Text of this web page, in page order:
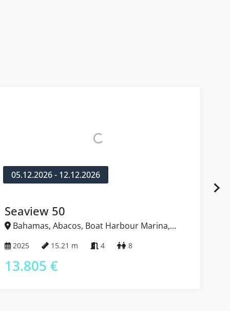
05.12.2026 - 12.12.2026
Seaview 50
Bahamas, Abacos, Boat Harbour Marina,
2025 15.21 m 4 8
13.805 €